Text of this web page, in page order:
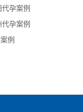
代孕案例
代孕案例
例